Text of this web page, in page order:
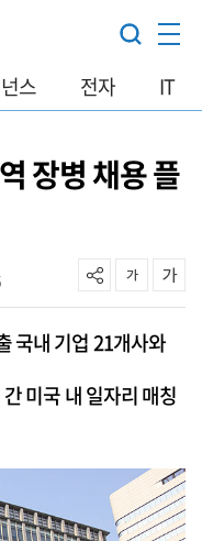
스 전자 IT
장병 채용 플
국내 기업 21개사와
미국 내 일자리 매칭